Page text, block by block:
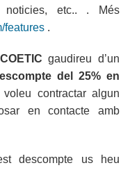
noticies, etc.. . Més
features .
COETIC gaudireu d’un
del 25% en
contractar algun
en contacte amb
descompte us heu